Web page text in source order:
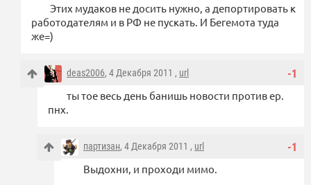
Этих мудаков не досить нужно, а депортировать к
работодателям и в РФ не пускать. И Бегемота туда
же=)
-1
deas2006, 4 Декабря 2011 , url
ты тое весь день банишь новости против ер.
пнх.
-1
партизан, 4 Декабря 2011 , url
Выдохни, и проходи мимо.